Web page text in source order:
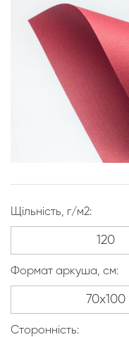
Щільність, г/м2:
Формат аркуша, см:
Сторонність: